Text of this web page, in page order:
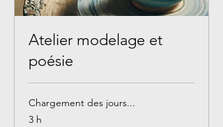
Atelier modelage et
poésie
Chargement des jours...
3 h